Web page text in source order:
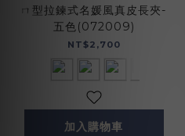
ㄇ型拉鍊式名媛風真皮長夾-
五色(072009)
NT$2,700
加入購物車